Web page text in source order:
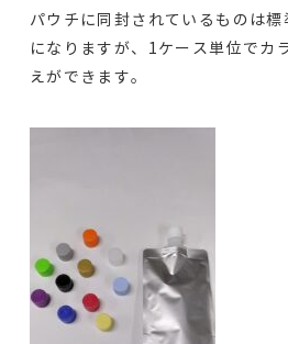
パウチに同封されているものは
になりますが、 1ケース単位でカ
えができます。